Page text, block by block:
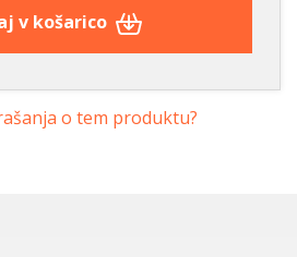
v košarico
o tem produktu?